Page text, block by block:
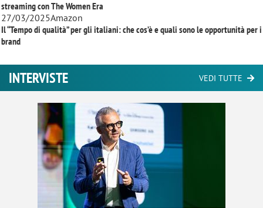
streaming conThe Women Era
27/03/2025Amazon
Il “Tempo di qualità” per gli italiani: che cos’è e quali sono le opportunità per i
brand
INTERVISTE VEDI TUTTE